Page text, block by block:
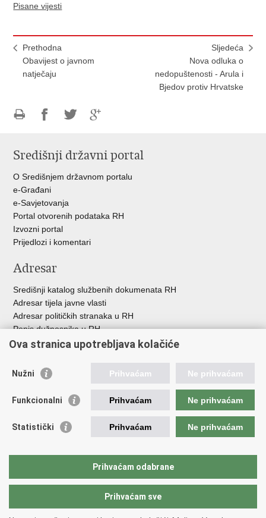
Pisane vijesti
Prethodna
Obavijest o javnom
natječaju
Sljedeća
Nova odluka o
nedopuštenosti - Arula i
Bjedov protiv Hrvatske
FacebookuTwitteruGoogle
Središnji državni portal
O Središnjem državnom portalu
e-Građani
e-Savjetovanja
Portal otvorenih podataka RH
Izvozni portal
Prijedlozi i komentari
Adresar
Središnji katalog službenih dokumenata RH
Adresar tijela javne vlasti
Adresar političkih stranaka u RH
Popis dužnosnika u RH
Besplatni telefoni javne uprave
Korisne poveznice
Vlada Republike Hrvatske
Vijeće Europe
Povjerenik za informiranje
Političke stranke i izbori
Ova stranica upotrebljava kolačiće
Nužni Prihvaćam Ne prihvaćam
Funkcionalni Prihvaćam Ne prihvaćam
Statistički Prihvaćam Ne prihvaćam
Prihvaćam odabrane
Prihvaćam sve